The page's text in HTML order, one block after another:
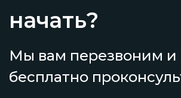
начать?
Мы вам перезвоним и
бесплатно